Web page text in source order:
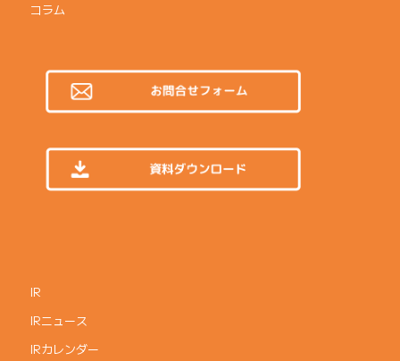
コラム
IR
IRニュース
IRカレンダー